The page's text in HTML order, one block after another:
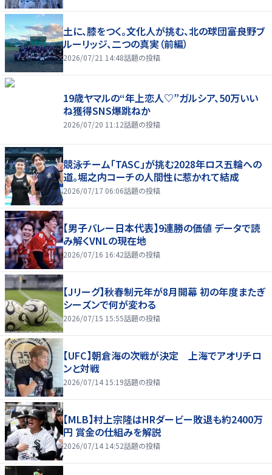
土に、膝をつく。文化人が挑む、北の球団――富良野ブ
ルーリッジ、二つの真実（前編）
2026/07/21 14:48話題の投稿
19歳ヤマルの“年上恋人♡”ガルシア、50万いい
ね獲得SNS爆跳ねか
2026/07/20 11:12話題の投稿
競泳チーム「TASC」が挑む2028年ロス五輪への
道。堀之内コーチの人間性に惹かれて結成
2026/07/17 06:06話題の投稿
【男子バレー日本代表】9連勝の価値 データで読
み解くVNLの現在地
2026/07/16 16:42話題の投稿
【Jリーグ】秋春制元年が8月開幕 初の年度またぎ
シーズンで何が変わる
2026/07/15 15:55話題の投稿
【UFC】朝倉海の次戦が決定 上海でアオリチロ
ンと対戦
2026/07/14 15:19話題の投稿
【MLB】村上宗隆はHRダービー敗退も約2400万
円 賞金の仕組みを解説
2026/07/14 14:52話題の投稿